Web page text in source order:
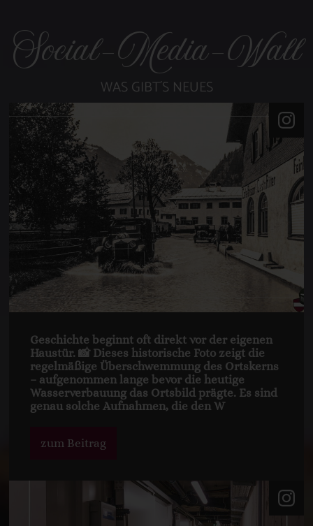
Social-Media-Wall
WAS GIBT´S NEUES
Geschichte beginnt oft direkt vor der eigenen
Haustür. 📸 Dieses historische Foto zeigt die
regelmäßige Überschwemmung des Ortskerns
– aufgenommen lange bevor die heutige
Wasserverbauung das Ortsbild prägte. Es sind
genau solche Aufnahmen, die den W
zum Beitrag